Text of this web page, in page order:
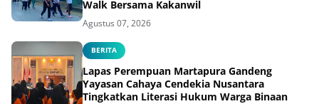
Walk Bersama Kakanwil
Agustus 07, 2026
BERITA
Lapas Perempuan Martapura Gandeng
Yayasan Cahaya Cendekia Nusantara
Tingkatkan Literasi Hukum Warga Binaan